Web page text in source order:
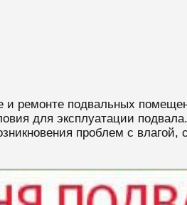
и ремонте подвальных
для эксплуатации
проблем с